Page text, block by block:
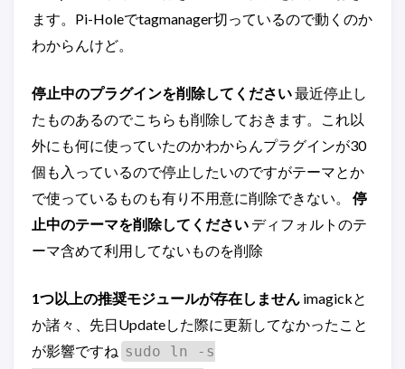
ます。Pi-Holeでtagmanager切っているので動くのか
わからんけど。
停止中のプラグインを削除してください最近停止し
たものあるのでこちらも削除しておきます。これ以
外にも何に使っていたのかわからんプラグインが30
個も入っているので停止したいのですがテーマとか
で使っているものも有り不用意に削除できない。 停
止中のテーマを削除してください ディフォルトのテ
ーマ含めて利用してないものを削除
1つ以上の推奨モジュールが存在しません imagickと
か諸々、先日Updateした際に更新してなかったこと
が影響ですね sudo ln -s